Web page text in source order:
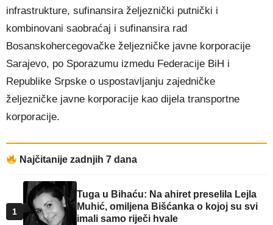
infrastrukture, sufinansira željeznički putnički i
kombinovani saobraćaj i sufinansira rad
Bosanskohercegovačke željezničke javne korporacije
Sarajevo, po Sporazumu izmedu Federacije BiH i
Republike Srpske o uspostavljanju zajedničke
željezničke javne korporacije kao dijela transportne
korporacije.
Najčitanije zadnjih 7 dana
1
Tuga u Bihaću: Na ahiret preselila Lejla
Muhić, omiljena Bišćanka o kojoj su svi
imali samo riječi hvale